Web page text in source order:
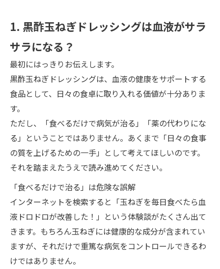
1. 黒酢玉ねぎドレッシングは血液がサラ
サラになる？
最初にはっきりお伝えします。
黒酢玉ねぎドレッシングは、血液の健康をサポートする
食品として、日々の食卓に取り入れる価値が十分ありま
す。
ただし、「食べるだけで病気が治る」「薬の代わりにな
る」ということではありません。あくまで「日々の食事
の質を上げるための一手」として考えてほしいのです。
それを踏まえたうえで読み進めてください。
「食べるだけで治る」は危険な誤解
インターネットを検索すると「玉ねぎを毎日食べたら血
液ドロドロが改善した！」という体験談がたくさん出て
きます。もちろん玉ねぎには健康的な成分が含まれてい
ますが、それだけで重篤な病気をコントロールできるわ
けではありません。